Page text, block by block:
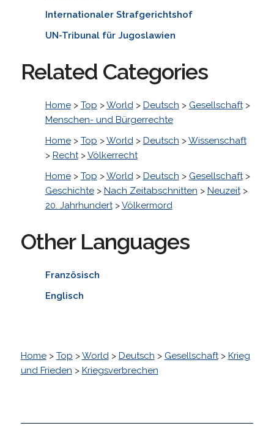
Internationaler Strafgerichtshof
UN-Tribunal für Jugoslawien
Related Categories
Home> Top >World> Deutsch > Gesellschaft>
Menschen- und Bürgerrechte
Home> Top >World> Deutsch >Wissenschaft
> Recht>Völkerrecht
Home> Top >World> Deutsch > Gesellschaft>
Geschichte> Nach Zeitabschnitten > Neuzeit>
20. Jahrhundert>Völkermord
Other Languages
Französisch
Englisch
Home> Top >World> Deutsch > Gesellschaft> Krieg
und Frieden > Kriegsverbrechen